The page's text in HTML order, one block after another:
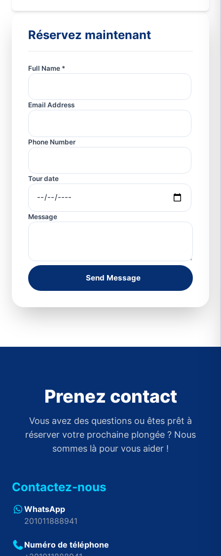
Réservez maintenant
Full Name *
Email Address
Phone Number
Tour date
Message
Send Message
Prenez contact
Vous avez des questions ou êtes prêt à
réserver votre prochaine plongée ? Nous
sommes là pour vous aider !
Contactez-nous
WhatsApp
201011888941
Numéro de téléphone